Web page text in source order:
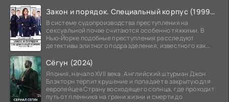
Закон и порядок. Специальный корпус (1999-2026)
В системе судопроизводства преступления на
сексуальной почве считаются особенно тяжкими. В
Нью-Йорке подобные преступления расследуют
детективы элитного подразделения, известного как
Сёгун (2024)
Япония, начало XVII века. Английский штурман Джон
Блэкторн терпит крушение и попадает в закрытую для
европейцев Страну восходящего солнца, где проходит
путь от пленника на грани жизни и смерти до